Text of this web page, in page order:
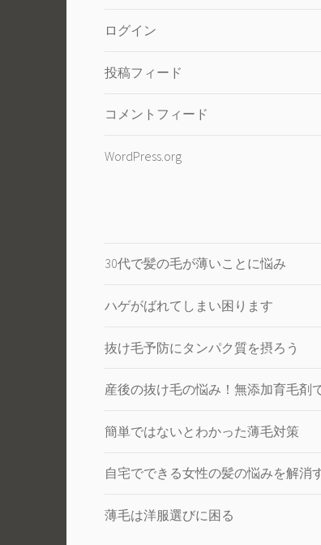
ログイン
投稿フィード
コメントフィード
WordPress.org
30代で髪の毛が薄いことに悩み
ハゲがばれてしまい困ります
抜け毛予防にタンパク質を摂ろう
産後の抜け毛の悩み！無添加育毛剤
簡単ではないとわかった薄毛対策
自宅でできる女性の髪の悩みを解消
薄毛は洋服選びに困る